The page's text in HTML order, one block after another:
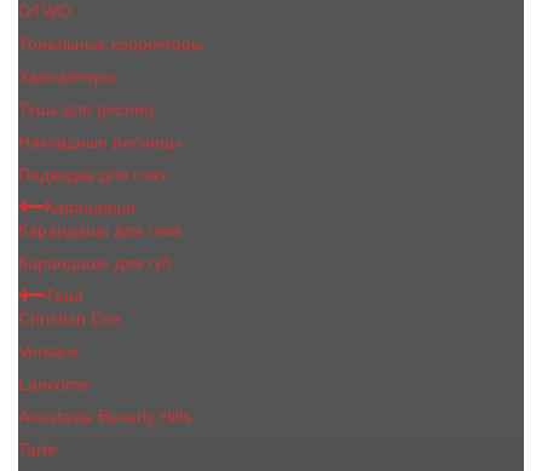
OTWO
Тональные корректоры
Хайлайтеры
Тушь для ресниц
Накладные ресницы
Подводка для глаз
Карандаши
Карандаши для глаз
Карандаши для губ
Тени
Christian Dior
Versace
Lancome
Anastasia Beverly Hills
Tarte